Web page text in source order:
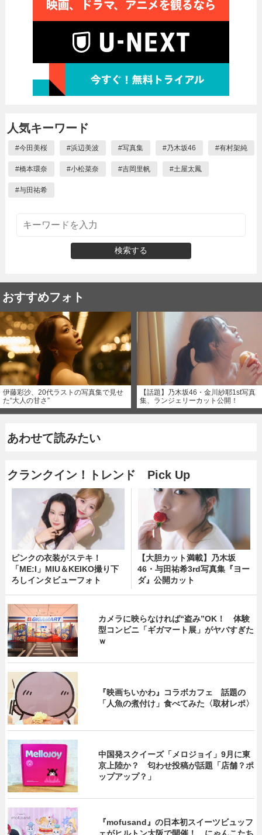
人気キーワード
#今田美桜 #浜辺美波 #写真集 #乃木坂46 #有村架純
#橋本環奈 #小松菜奈 #吉岡里帆 #土屋太鳳
#与田祐希
検索する
おすすめフォト
伊藤彩沙、20代ラストの写真集で見せ
た“大人の甘さ”
【話題】乃木坂46・金川紗耶1st写真
集、ランジェリーカット公開！
あわせて読みたい
クランクイン！トレンド Pick Up
ピンクの衣装がステキ！
「ME:I」MIU＆KEIKO撮り下
ろしインタビューフォト
【大胆カット満載】乃木坂
46・与田祐希3rd写真集『ヨー
ダ』公開カット
カメラに映らなければ“盗み”OK！ 体験
型コンビニ「ギガマート展」がヤバすぎた
ｗ
『映画ちいかわ』コラボカフェ 話題の
「人魚の煮付け」食べてみた〈取材レポ〉
中国発スクイーズ「メロジョイ」9月に東
京上陸か？ 匂わせ投稿が話題「店舗？ポ
ップアップ？」
『mofusand』の日本初スイーツビュッフ